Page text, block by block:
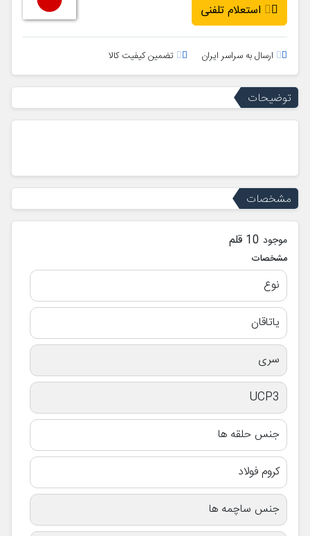
استعلام تلفنی
ارسال به سراسر ایران تضمین کیفیت کالا
توضیحات
مشخصات
موجود 10 قلم
مشخصات
نوع
یاتاقان
سری
UCP3
جنس حلقه ها
کروم فولاد
جنس ساچمه ها